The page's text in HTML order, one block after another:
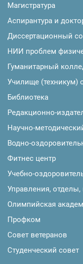
Магистратура
Аспирантура и
Диссертационный
НИИ проблем
Гуманитарный
Училище (техникум)
Библиотека
Редакционно-
Научно-
Водно-
Фитнес центр
Учебно-
Управления,
Олимпийская
Профком
Совет ветеранов
Студенческий совет